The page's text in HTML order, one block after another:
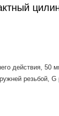
действия, 50
резьбой, G
standard, the